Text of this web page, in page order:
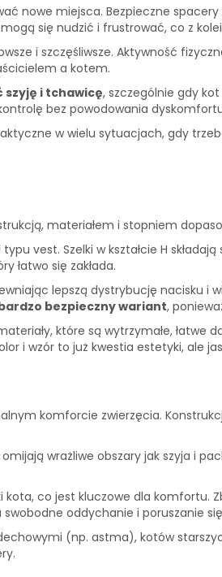
nowe miejsca. Bezpieczne
się nudzić i frustrować, co z
i szczęśliwsze. Aktywność
a kotem.
szyję i tchawicę, szczególnie gdy
bez powodowania
w wielu sytuacjach, gdy
materiałem i stopniem
vest. Szelki w kształcie H
łatwo się zakłada.
lepszą dystrybucję nacisku
bezpieczny wariant,
które są wytrzymałe,
i wzór to już kwestia estetyki, ale
komforcie zwierzęcia.
wrażliwe obszary jak szyja i
co jest kluczowe dla
oddychanie i poruszanie
(np. astma), kotów